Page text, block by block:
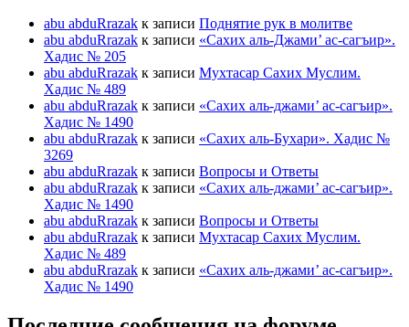
abu abduRrazak к записи Поднятие рук в молитве
abu abduRrazak к записи «Сахих аль-Джами’ ас-сагъир».
Хадис № 205
abu abduRrazak к записи Мухтасар Сахих Муслим.
Хадис № 489
abu abduRrazak к записи «Сахих аль-джами’ ас-сагъир».
Хадис № 1490
abu abduRrazak к записи «Сахих аль-Бухари». Хадис №
3269
abu abduRrazak к записи Вопросы и Ответы
abu abduRrazak к записи «Сахих аль-джами’ ас-сагъир».
Хадис № 1490
abu abduRrazak к записи Вопросы и Ответы
abu abduRrazak к записи Мухтасар Сахих Муслим.
Хадис № 489
abu abduRrazak к записи «Сахих аль-джами’ ас-сагъир».
Хадис № 1490